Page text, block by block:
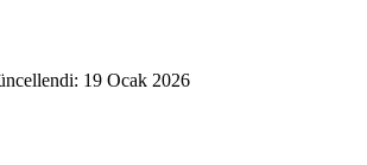
19 Ocak 2026